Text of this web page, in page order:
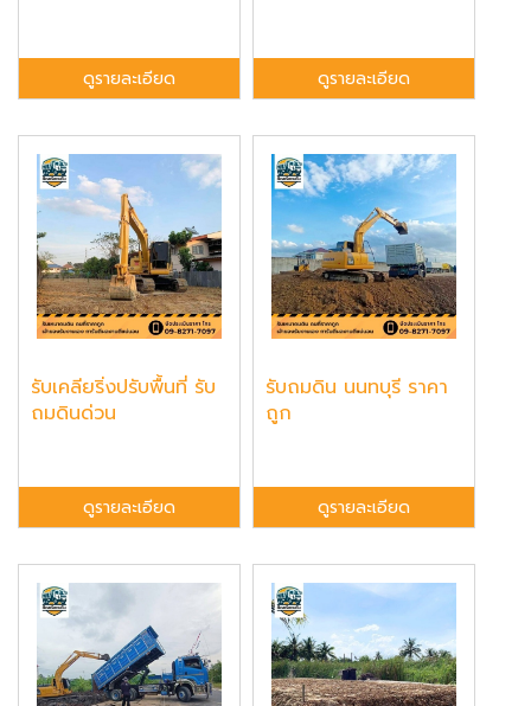
ดูรายละเอียด ดูรายละเอียด
รับเคลียริ่งปรับพื้นที่ รับ
ถมดินด่วน
ดูรายละเอียด
รับถมดิน นนทบุรี ราคา
ถูก
ดูรายละเอียด